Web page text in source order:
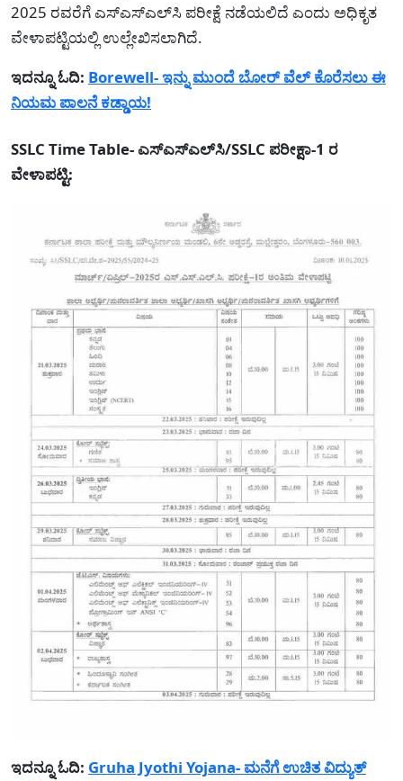
2025 ರವರೆಗೆ ಎಸ್‌ಎಸ್‌ಎಲ್‌ಸಿ ಪರೀಕ್ಷೆ ನಡೆಯಲಿದೆ ಎಂದು ಅಧಿಕೃತ
ವೇಳಾಪಟ್ಟಿಯಲ್ಲಿ ಉಲ್ಲೇಖಿಸಲಾಗಿದೆ.
ಇದನ್ನೂ ಓದಿ: Borewell- ಇನ್ನು ಮುಂದೆ ಬೋರ್ ವೆಲ್ ಕೊರೆಸಲು ಈ
ನಿಯಮ ಪಾಲನೆ ಕಡ್ಡಾಯ!
SSLC Time Table- ಎಸ್‌ಎಸ್‌ಎಲ್‌ಸಿ/SSLC ಪರೀಕ್ಷಾ-1 ರ
ವೇಳಾಪಟ್ಟಿ:
ಇದನ್ನೂ ಓದಿ: Gruha Jyothi Yojana- ಮನೆಗೆ ಉಚಿತ ವಿದ್ಯುತ್